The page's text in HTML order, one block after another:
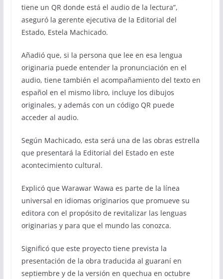
tiene un QR donde está el audio de la lectura”,
aseguró la gerente ejecutiva de la Editorial del
Estado, Estela Machicado.
Añadió que, si la persona que lee en esa lengua
originaria puede entender la pronunciación en el
audio, tiene también el acompañamiento del texto en
español en el mismo libro, incluye los dibujos
originales, y además con un código QR puede
acceder al audio.
Según Machicado, esta será una de las obras estrella
que presentará la Editorial del Estado en este
acontecimiento cultural.
Explicó que Warawar Wawa es parte de la línea
universal en idiomas originarios que promueve su
editora con el propósito de revitalizar las lenguas
originarias y para que el mundo las conozca.
Significó que este proyecto tiene prevista la
presentación de la obra traducida al guaraní en
septiembre y de la versión en quechua en octubre